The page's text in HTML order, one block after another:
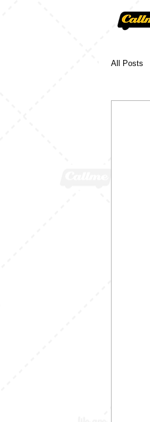
All Posts